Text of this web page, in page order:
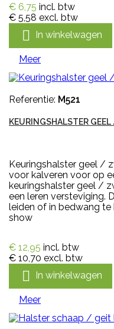
€ 6,75 incl. btw
€ 5,58 excl. btw
 In winkelwagen
Meer
Referentie: M521
KEURINGSHALSTER
Keuringshalster geel /
voor kalveren voor op
keuringshalster geel /
een leren versteviging.
leiden of in bedwang
show
€ 12,95 incl. btw
€ 10,70 excl. btw
 In winkelwagen
Meer